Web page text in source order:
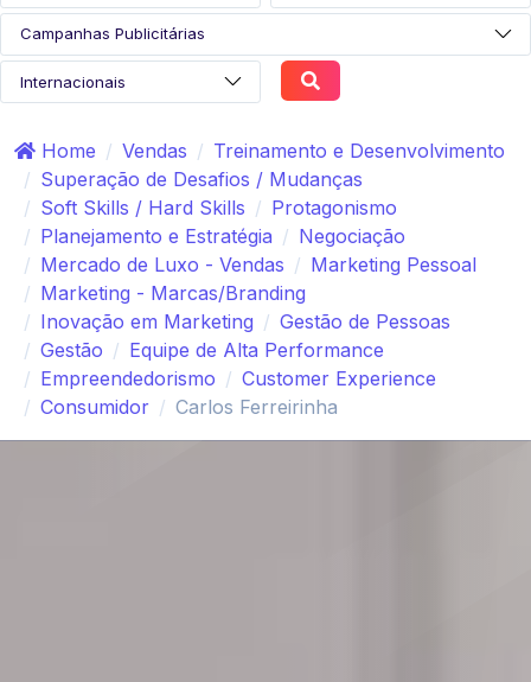
Home Vendas
Treinamento e Desenvolvimento
Superação de Desafios / Mudanças
Soft Skills / Hard Skills
Protagonismo
Planejamento e Estratégia
Negociação
Mercado de Luxo - Vendas
Marketing Pessoal
Marketing - Marcas/Branding
Inovação em Marketing
Gestão de Pessoas
Gestão
Equipe de Alta Performance
Empreendedorismo
Customer Experience
Consumidor
Carlos Ferreirinha